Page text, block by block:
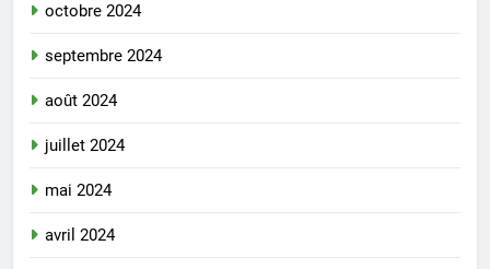
octobre 2024
septembre 2024
août 2024
juillet 2024
mai 2024
avril 2024